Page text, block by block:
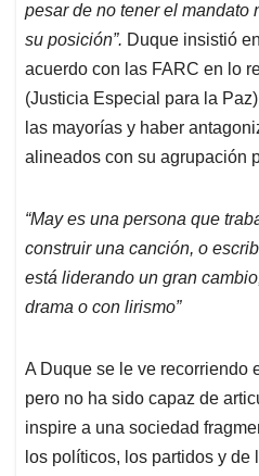
pesar de no tener el mandato
su posición”. Duque insistió
acuerdo con las FARC en lo
(Justicia Especial para la
las mayorías y haber
alineados con su agrupación
“May es una persona que
construir una canción, o
está liderando un gran
drama o con lirismo”
A Duque se le ve recorriendo
pero no ha sido capaz de
inspire a una sociedad
los políticos, los partidos y de